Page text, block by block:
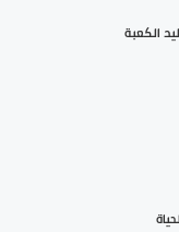
الكعبة